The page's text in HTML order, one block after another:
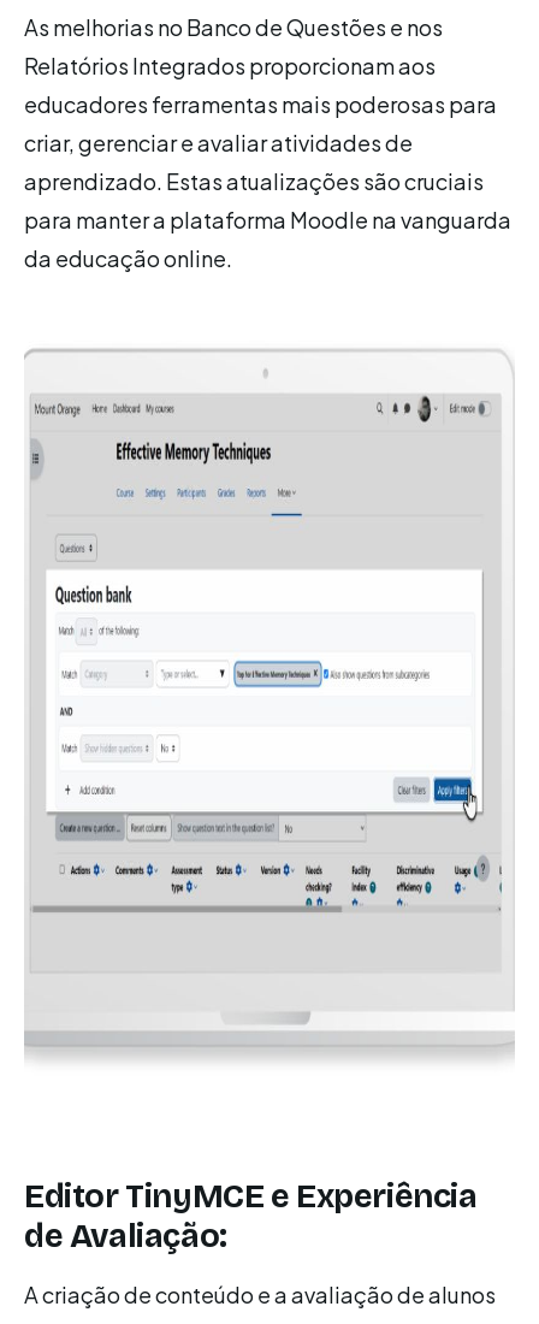
As melhorias no Banco de Questões e nos
Relatórios Integrados proporcionam aos
educadores ferramentas mais poderosas para
criar, gerenciar e avaliar atividades de
aprendizado. Estas atualizações são cruciais
para manter a plataforma Moodle na vanguarda
da educação online.
Editor TinyMCE e Experiência
de Avaliação:
A criação de conteúdo e a avaliação de alunos